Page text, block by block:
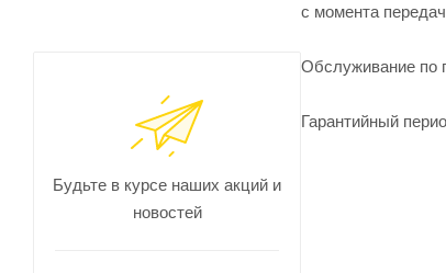
с момента
Обслуживание по
Гарантийный
Будьте в курсе наших акций и
новостей